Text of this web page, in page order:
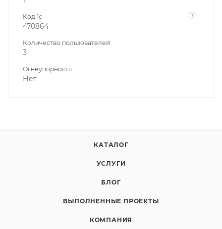
Код 1с ?
470864
Количество пользователей
3
Огнеупорность
Нет
КАТАЛОГ
УСЛУГИ
БЛОГ
ВЫПОЛНЕННЫЕ ПРОЕКТЫ
КОМПАНИЯ